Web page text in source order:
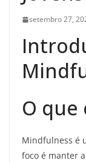
setembro 27,
O que
Mindfulness é
foco é manter